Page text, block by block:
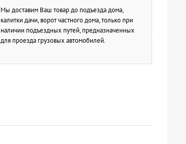
Мы доставим Ваш товар до подъезда дома,
калитки дачи, ворот частного дома, только при
наличии подъездных путей, предназначенных
для проезда грузовых автомобилей.